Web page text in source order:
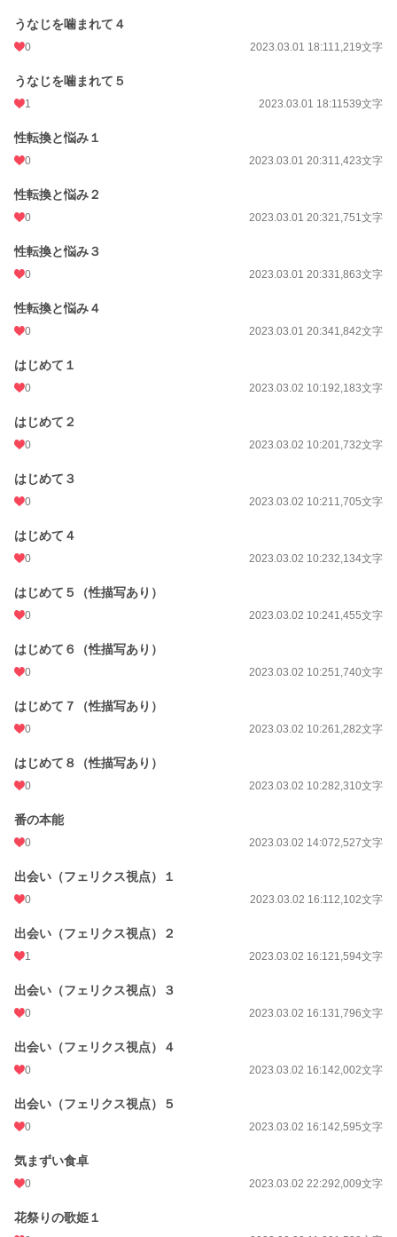
うなじを噛まれて４
0 2023.03.01 18:111,219文字
うなじを噛まれて５
1 2023.03.01 18:11539文字
性転換と悩み１
0 2023.03.01 20:311,423文字
性転換と悩み２
0 2023.03.01 20:321,751文字
性転換と悩み３
0 2023.03.01 20:331,863文字
性転換と悩み４
0 2023.03.01 20:341,842文字
はじめて１
0 2023.03.02 10:192,183文字
はじめて２
0 2023.03.02 10:201,732文字
はじめて３
0 2023.03.02 10:211,705文字
はじめて４
0 2023.03.02 10:232,134文字
はじめて５（性描写あり）
0 2023.03.02 10:241,455文字
はじめて６（性描写あり）
0 2023.03.02 10:251,740文字
はじめて７（性描写あり）
0 2023.03.02 10:261,282文字
はじめて８（性描写あり）
0 2023.03.02 10:282,310文字
番の本能
0 2023.03.02 14:072,527文字
出会い（フェリクス視点）１
0 2023.03.02 16:112,102文字
出会い（フェリクス視点）２
1 2023.03.02 16:121,594文字
出会い（フェリクス視点）３
0 2023.03.02 16:131,796文字
出会い（フェリクス視点）４
0 2023.03.02 16:142,002文字
出会い（フェリクス視点）５
0 2023.03.02 16:142,595文字
気まずい食卓
0 2023.03.02 22:292,009文字
花祭りの歌姫１